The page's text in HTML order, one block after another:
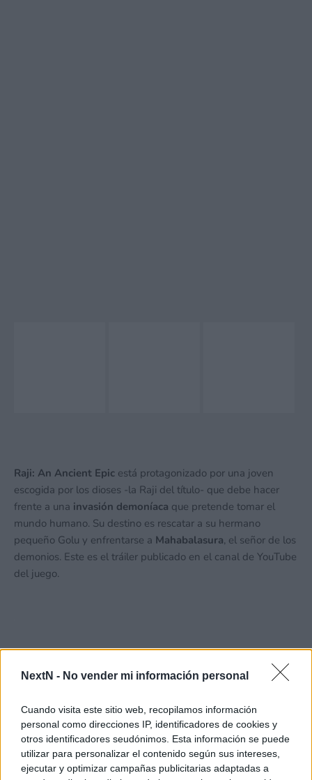
NextN - No vender mi información personal
Cuando visita este sitio web, recopilamos información
personal como direcciones IP, identificadores de cookies y
otros identificadores seudónimos. Esta información se puede
utilizar para personalizar el contenido según sus intereses,
ejecutar y optimizar campañas publicitarias adaptadas a
Raji: An Ancient Epic está protagonizado por una joven
escogida por los dioses -la Raji del título- que debe hacer
frente a una invasión demoníaca que pretende tomar el
mundo humano. Su destino es rescatar a su hermano
pequeño Golu y enfrentarse a Mahabalasura, el señor de los
demonios. Este es el tráiler publicado en el canal de YouTube
del juego.